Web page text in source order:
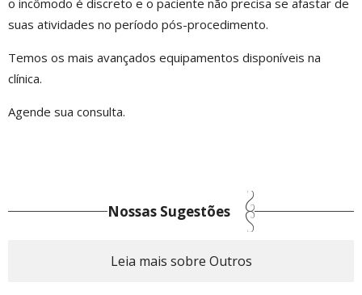
o incômodo é discreto e o paciente não precisa se afastar de
suas atividades no período pós-procedimento.
Temos os mais avançados equipamentos disponíveis na
clínica.
Agende sua consulta.
Nossas Sugestões
Leia mais sobre Outros